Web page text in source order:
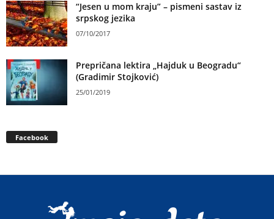
“Jesen u mom kraju” – pismeni sastav iz
srpskog jezika
07/10/2017
Prepričana lektira „Hajduk u Beogradu“
(Gradimir Stojković)
25/01/2019
Facebook